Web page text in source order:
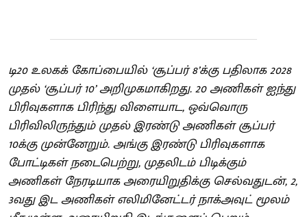
டி20 உலகக் கோப்பையில் ‘சூப்பர் 8’க்கு பதிலாக 2028
முதல் ‘சூப்பர் 10’ அறிமுகமாகிறது. 20 அணிகள் ஐந்து
பிரிவுகளாக பிரிந்து விளையாட, ஒவ்வொரு
பிரிவிலிருந்தும் முதல் இரண்டு அணிகள் சூப்பர்
10க்கு முன்னேறும். அங்கு இரண்டு பிரிவுகளாக
போட்டிகள் நடைபெற்று, முதலிடம் பிடிக்கும்
அணிகள் நேரடியாக அரையிறுதிக்கு செல்வதுடன், 2,
3வது இட அணிகள் எலிமினேட்டர் நாக்அவுட் மூலம்